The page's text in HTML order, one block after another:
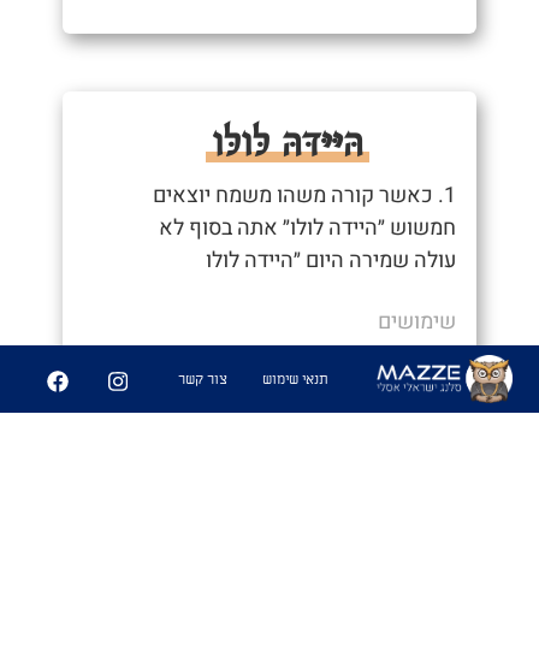
הּיּיּדּהּ לּולּו
1. כאשר קורה משהו משמח יוצאים
חמשוש ״היידה לולו״ אתה בסוף לא
עולה שמירה היום ״היידה לולו
שימושים
- "יוצאים חמשוש ״היידה לולו״"
תנאי שימוש צור קשר